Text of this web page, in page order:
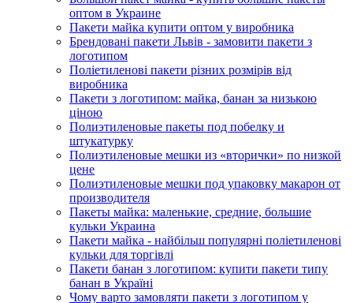
оптом в Украине
Пакети майка купити оптом у виробника
Брендовані пакети Львів - замовити пакети з
логотипом
Поліетиленові пакети різних розмірів від
виробника
Пакети з логотипом: майка, банан за низькою
ціною
Полиэтиленовые пакеты под побелку и
штукатурку
Полиэтиленовые мешки из «вторички» по низкой
цене
Полиэтиленовые мешки под упаковку макарон от
производителя
Пакеты майка: маленькие, средние, большие
кульки Украина
Пакети майка - найбільш популярні поліетиленові
кульки для торгівлі
Пакети банан з логотипом: купити пакети типу
банан в Україні
Чому варто замовляти пакети з логотипом у